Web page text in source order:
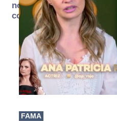
no se
consume
FAMA